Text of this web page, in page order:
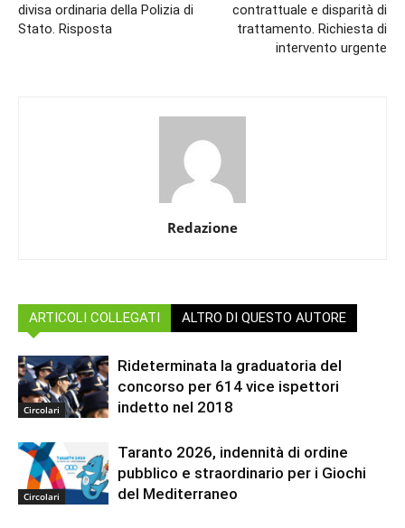
divisa ordinaria della Polizia di
Stato. Risposta
contrattuale e disparità di
trattamento. Richiesta di
intervento urgente
Redazione
ARTICOLI COLLEGATI ALTRO DI QUESTO AUTORE
Circolari
Rideterminata la graduatoria del
concorso per 614 vice ispettori
indetto nel 2018
Circolari
Taranto 2026, indennità di ordine
pubblico e straordinario per i Giochi
del Mediterraneo